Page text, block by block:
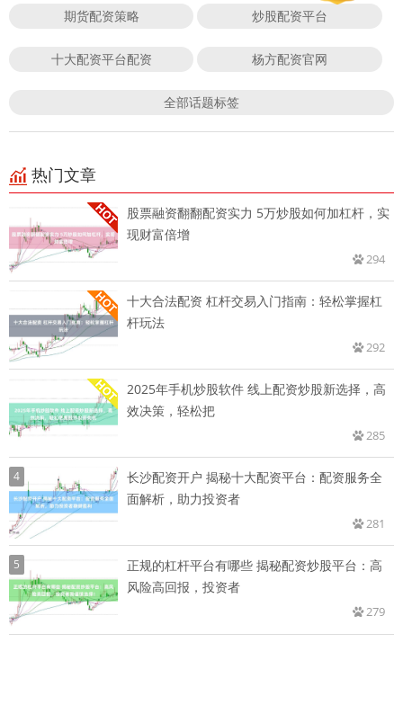
期货配资策略 炒股配资平台
十大配资平台配资 杨方配资官网
全部话题标签
热门文章
股票融资翻翻配资实力 5万炒股如何加杠杆，实
现财富倍增
294
十大合法配资 杠杆交易入门指南：轻松掌握杠
杆玩法
292
2025年手机炒股软件 线上配资炒股新选择，高
效决策，轻松把
285
4
长沙配资开户 揭秘十大配资平台：配资服务全
面解析，助力投资者
281
5
正规的杠杆平台有哪些 揭秘配资炒股平台：高
风险高回报，投资者
279